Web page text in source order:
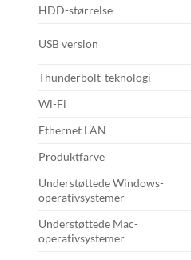
HDD-størrelse
USB version
Thunderbolt-teknologi
Wi-Fi
Ethernet LAN
Produktfarve
Understøttede Windows-
operativsystemer
Understøttede Mac-
operativsystemer